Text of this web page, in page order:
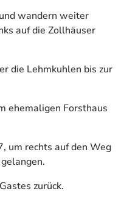
wandern weiter
auf die Zollhäuser
die Lehmkuhlen bis zur
ehemaligen Forsthaus
um rechts auf den Weg
zurück.